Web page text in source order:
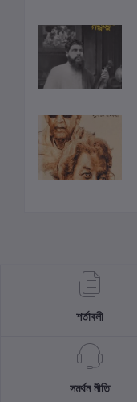
শর্তাবলী
সমর্থন নীতি